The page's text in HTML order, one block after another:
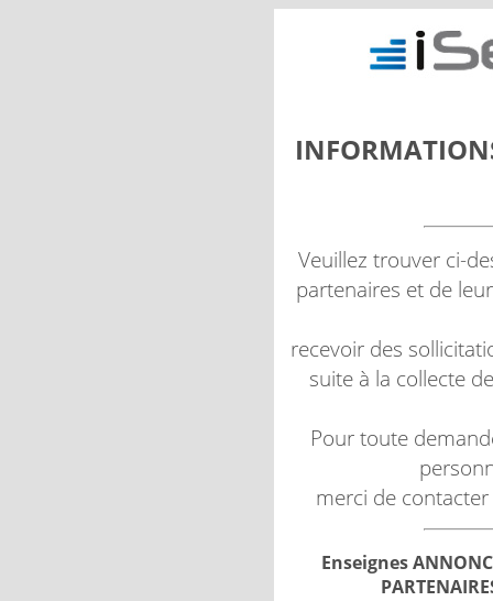
Veuillez trouver ci-
partenaires et de
recevoir des
suite à la collecte
Pour toute
merci de
Enseignes